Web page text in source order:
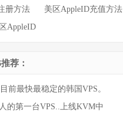
册方法
美区AppleID充值方法
AppleID
荐：
目前最快最稳定的韩国VPS。
的第一台VPS..上线KVM中